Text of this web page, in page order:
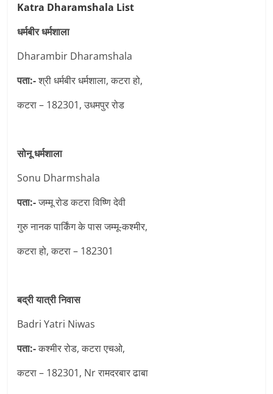
Katra Dharamshala List
धर्मबीर धर्मशाला
Dharambir Dharamshala
पता:-श्री धर्मबीर धर्मशाला, कटरा हो,
कटरा – 182301, उधमपुर रोड
सोनू धर्मशाला
Sonu Dharmshala
पता:-जम्मू रोड कटरा विष्णि देवी
गुरु नानक पार्किंग के पास जम्मू-कश्मीर,
कटरा हो, कटरा – 182301
बद्री यात्री निवास
Badri Yatri Niwas
पता:-कश्मीर रोड, कटरा एचओ,
कटरा – 182301, Nr रामदरबार ढाबा